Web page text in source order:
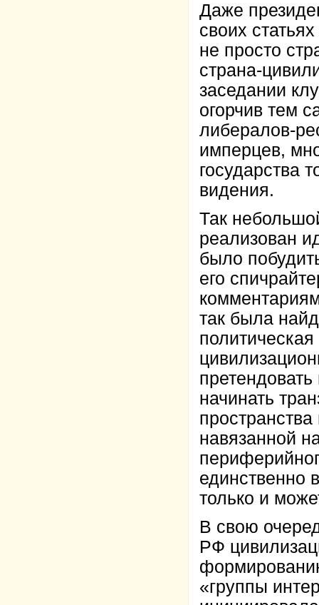
Даже
своих
не просто
страна-
заседании
огорчив тем
либералов-
имперцев,
государства
видения.
Так
реализован
было
его
так была
начинать
навязанной
единственно
только и
В свою
РФ
«группы